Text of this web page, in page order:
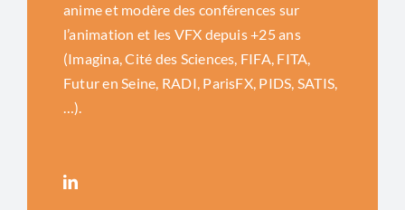
anime et modère des conférences sur
l’animation et les VFX depuis +25 ans
(Imagina, Cité des Sciences, FIFA, FITA,
Futur en Seine, RADI, ParisFX, PIDS, SATIS,
…).